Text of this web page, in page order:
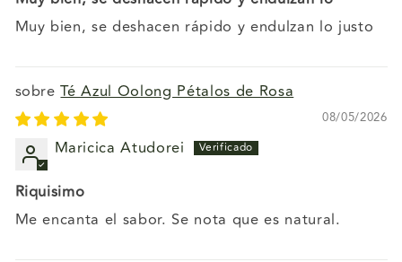
Muy bien, se deshacen rápido y endulzan lo justo
Té Azul Oolong Pétalos de Rosa
08/05/2026
Maricica Atudorei
Riquisimo
Me encanta el sabor. Se nota que es natural.